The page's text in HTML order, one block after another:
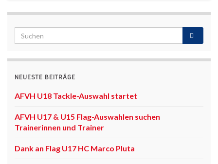
NEUESTE BEITRÄGE
AFVH U18 Tackle-Auswahl startet
AFVH U17 & U15 Flag-Auswahlen suchen
Trainerinnen und Trainer
Dank an Flag U17 HC Marco Pluta